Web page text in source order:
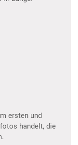
ersten und
handelt, die